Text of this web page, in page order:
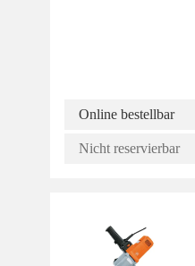
Online bestellbar
Nicht reservierbar